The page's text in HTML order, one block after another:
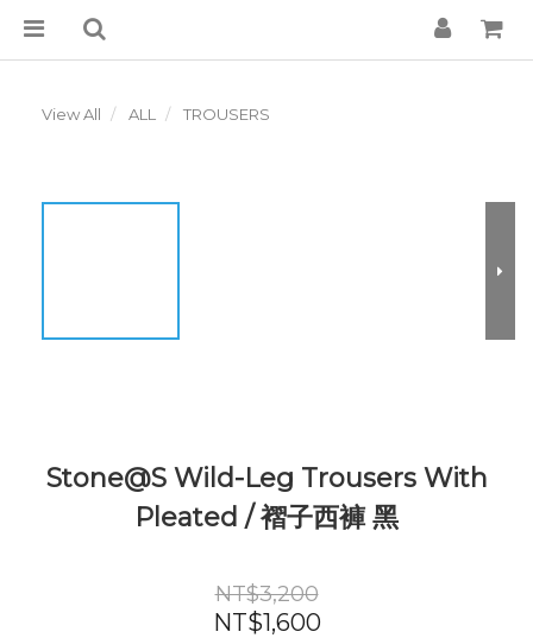
View All ALL TROUSERS
Stone@S Wild-Leg Trousers With
Pleated / 褶子西褲 黑
NT$3,200
NT$1,600